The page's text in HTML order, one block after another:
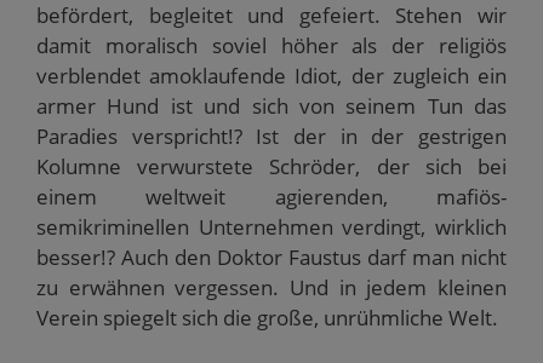
befördert, begleitet und gefeiert. Stehen wir
damit moralisch soviel höher als der religiös
verblendet amoklaufende Idiot, der zugleich ein
armer Hund ist und sich von seinem Tun das
Paradies verspricht!? Ist der in der gestrigen
Kolumne verwurstete Schröder, der sich bei
einem weltweit agierenden, mafiös-
semikriminellen Unternehmen verdingt, wirklich
besser!? Auch den Doktor Faustus darf man nicht
zu erwähnen vergessen. Und in jedem kleinen
Verein spiegelt sich die große, unrühmliche Welt.